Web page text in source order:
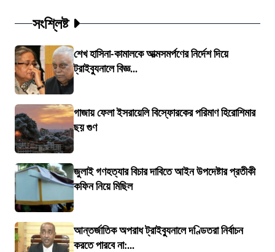
সংশ্লিষ্ট
শেখ হাসিনা-কামালকে আত্মসমর্পণের নির্দেশ দিয়ে
ট্রাইব্যুনালে বিজ্ঞ...
গাজায় ফেলা ইসরায়েলি বিস্ফোরকের পরিমাণ হিরোশিমার
ছয় গুণ
জুলাই গণহত্যার বিচার দাবিতে আইন উপদেষ্টার প্রতীকী
কফিন নিয়ে মিছিল
আন্তর্জাতিক অপরাধ ট্রাইব্যুনালে দণ্ডিতরা নির্বাচন
করতে পারবে না:...